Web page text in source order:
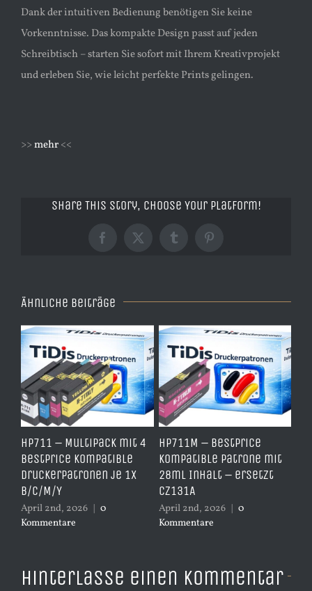
Dank der intuitiven Bedienung benötigen Sie keine
Vorkenntnisse. Das kompakte Design passt auf jeden
Schreibtisch – starten Sie sofort mit Ihrem Kreativprojekt
und erleben Sie, wie leicht perfekte Prints gelingen.
>>mehr<<
Share This Story, Choose Your Platform!
Facebook
X TumblrPinterest
Ähnliche Beiträge
HP711 – Multipack mit 4
BestPrice kompatible
Druckerpatronen je 1x
B/C/M/Y
April 2nd, 2026 | 0
Kommentare
HP711M – BestPrice
kompatible Patrone mit
28ml Inhalt – ersetzt
CZ131A
April 2nd, 2026 | 0
Kommentare
Hinterlasse einen Kommentar